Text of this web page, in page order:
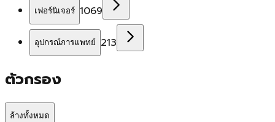
เฟอร์นิเจอร์ 1069
อุปกรณ์การแพทย์ 213
ตัวกรอง
ล้างทั้งหมด